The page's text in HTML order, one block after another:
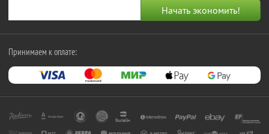
Принимаем к оплате: